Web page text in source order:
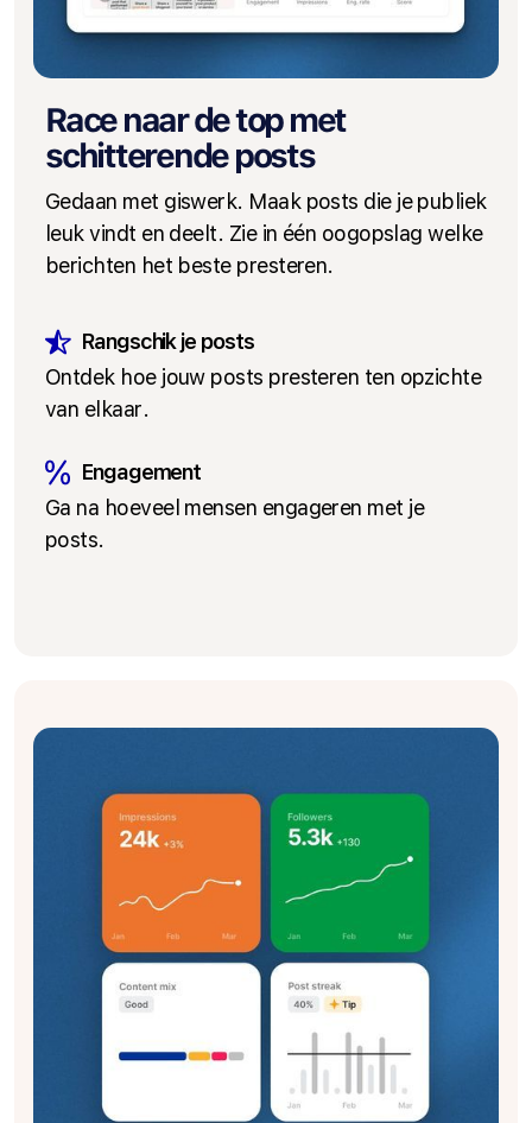
Race naar de top met
schitterende posts
Gedaan met giswerk. Maak posts die je publiek
leuk vindt en deelt. Zie in één oogopslag welke
berichten het beste presteren.
Rangschik je posts
Ontdek hoe jouw posts presteren ten opzichte
van elkaar.
Engagement
Ga na hoeveel mensen engageren met je
posts.